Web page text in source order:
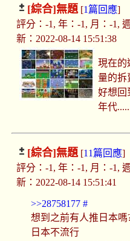
[綜合]無題[1篇回應]
評分：-1, 年：-1, 月：-1,
新：2022-08-14 15:51:38
現在的
量的拆
好想回
年代
[綜合]無題[11篇回應]
評分：-1, 年：-1, 月：-1,
新：2022-08-14 15:51:41
>>28758177#
想到之前有人推日本
日本不流行